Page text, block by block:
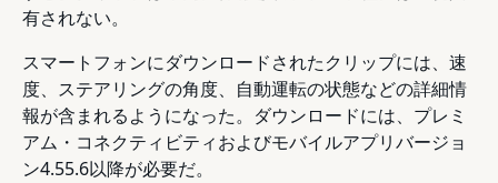
有されない。
スマートフォンにダウンロードされたクリップには、速
度、ステアリングの角度、自動運転の状態などの詳細情
報が含まれるようになった。ダウンロードには、プレミ
アム・コネクティビティおよびモバイルアプリバージョ
ン4.55.6以降が必要だ。